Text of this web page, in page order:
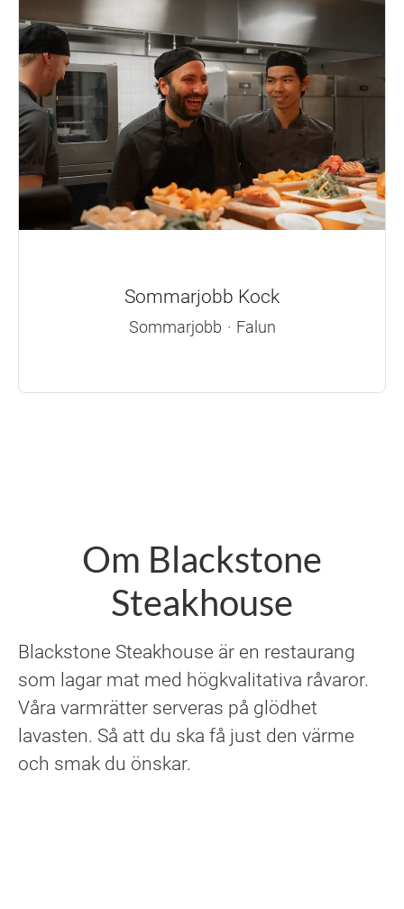
Sommarjobb Kock
Sommarjobb · Falun
Om Blackstone
Steakhouse
Blackstone Steakhouse är en restaurang
som lagar mat med högkvalitativa råvaror.
Våra varmrätter serveras på glödhet
lavasten. Så att du ska få just den värme
och smak du önskar.